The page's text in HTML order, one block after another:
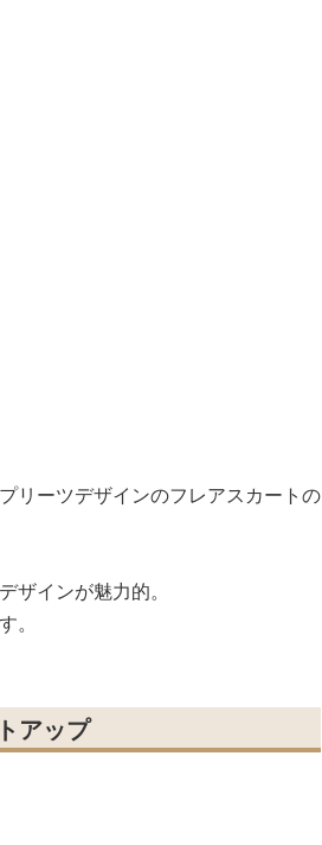
リーツデザインのフレアスカートの
インが魅力的。
。
アップ